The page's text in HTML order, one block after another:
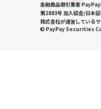
金融商品取引業者 PayPay
第2883号 加入協会/日本
株式会社が運営している
© PayPay Securities